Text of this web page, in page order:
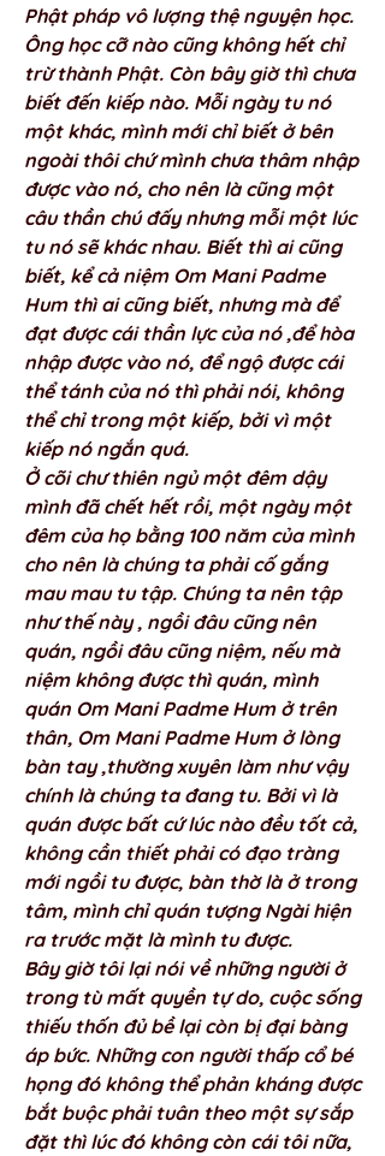
Phật pháp vô lượng thệ nguyện học.
Ông học cỡ nào cũng không hết chỉ
trừ thành Phật. Còn bây giờ thì chưa
biết đến kiếp nào. Mỗi ngày tu nó
một khác, mình mới chỉ biết ở bên
ngoài thôi chứ mình chưa thâm nhập
được vào nó, cho nên là cũng một
câu thần chú đấy nhưng mỗi một lúc
tu nó sẽ khác nhau. Biết thì ai cũng
biết, kể cả niệm Om Mani Padme
Hum thì ai cũng biết, nhưng mà để
đạt được cái thần lực của nó ,để hòa
nhập được vào nó, để ngộ được cái
thể tánh của nó thì phải nói, không
thể chỉ trong một kiếp, bởi vì một
kiếp nó ngắn quá.
Ở cõi chư thiên ngủ một đêm dậy
mình đã chết hết rồi, một ngày một
đêm của họ bằng 100 năm của mình
cho nên là chúng ta phải cố gắng
mau mau tu tập. Chúng ta nên tập
như thế này , ngồi đâu cũng nên
quán, ngồi đâu cũng niệm, nếu mà
niệm không được thì quán, mình
quán Om Mani Padme Hum ở trên
thân, Om Mani Padme Hum ở lòng
bàn tay ,thường xuyên làm như vậy
chính là chúng ta đang tu. Bởi vì là
quán được bất cứ lúc nào đều tốt cả,
không cần thiết phải có đạo tràng
mới ngồi tu được, bàn thờ là ở trong
tâm, mình chỉ quán tượng Ngài hiện
ra trước mặt là mình tu được.
Bây giờ tôi lại nói về những người ở
trong tù mất quyền tự do, cuộc sống
thiếu thốn đủ bề lại còn bị đại bàng
áp bức. Những con người thấp cổ bé
họng đó không thể phản kháng được
bắt buộc phải tuân theo một sự sắp
đặt thì lúc đó không còn cái tôi nữa,